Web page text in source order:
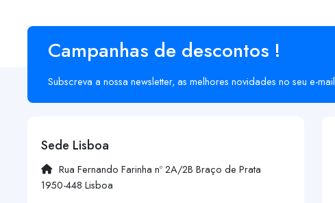
Campanhas de descontos !
Subscreva a nossa newsletter, as melhores novidades no seu e-mail
Sede Lisboa
Rua Fernando Farinha nº 2A/2B Braço de Prata
1950-448 Lisboa